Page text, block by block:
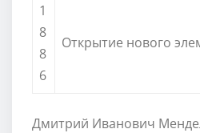
1
8
8
6
Открытие нового
Дмитрий Иванович